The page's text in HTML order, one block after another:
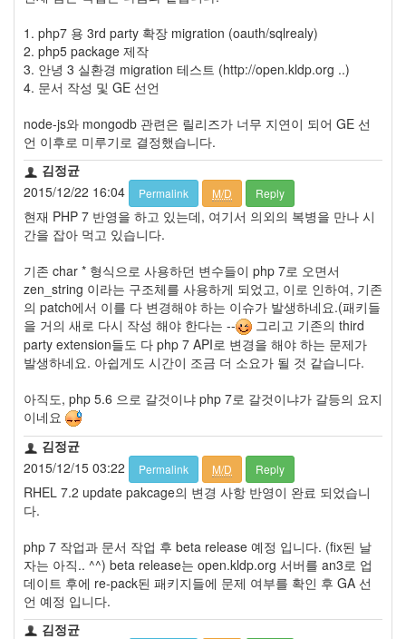
1. php7 용 3rd party 확장 migration (oauth/sqlrealy)
2. php5 package 제작
3. 안녕 3 실환경 migration 테스트 (http://open.kldp.org ..)
4. 문서 작성 및 GE 선언
node-js와 mongodb 관련은 릴리즈가 너무 지연이 되어 GE 선
언 이후로 미루기로 결정했습니다.
김정균
2015/12/22 16:04
Permalink M/D Reply
현재 PHP 7 반영을 하고 있는데, 여기서 의외의 복병을 만나 시
간을 잡아 먹고 있습니다.
기존 char * 형식으로 사용하던 변수들이 php 7로 오면서
zen_string 이라는 구조체를 사용하게 되었고, 이로 인하여, 기존
의 patch에서 이를 다 변경해야 하는 이슈가 발생하네요.(패키들
을 거의 새로 다시 작성 해야 한다는 --
그리고 기존의 third
party extension들도 다 php 7 API로 변경을 해야 하는 문제가
발생하네요. 아쉽게도 시간이 조금 더 소요가 될 것 같습니다.
아직도, php 5.6 으로 갈것이냐 php 7로 갈것이냐가 갈등의 요지
이네요
김정균
2015/12/15 03:22
Permalink M/D Reply
RHEL 7.2 update pakcage의 변경 사항 반영이 완료 되었습니
다.
php 7 작업과 문서 작업 후 beta release 예정 입니다. (fix된 날
자는 아직.. ^^) beta release는 open.kldp.org 서버를 an3로 업
데이트 후에 re-pack된 패키지들에 문제 여부를 확인 후 GA 선
언 예정 입니다.
김정균
이
스
엑
스
빔
1
by
정